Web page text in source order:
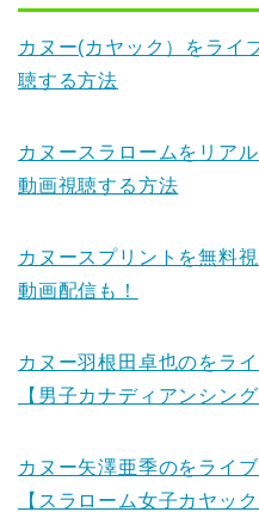
カヌー(カヤック）をライ
聴する方法
カヌースラロームをリア
動画視聴する方法
カヌースプリントを無料
動画配信も！
カヌー羽根田卓也のをラ
【男子カナディアンシング
カヌー矢澤亜季のをライ
【スラローム女子カヤッ